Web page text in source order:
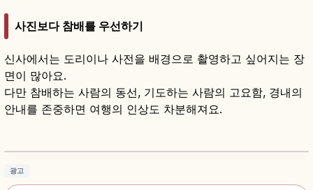
사진보다 참배를 우선하기
신사에서는 도리이나 사전을 배경으로 촬영하고 싶어지는 장
면이 많아요.
다만 참배하는 사람의 동선, 기도하는 사람의 고요함, 경내의
안내를 존중하면 여행의 인상도 차분해져요.
후시미 이나리 타이샤란?｜교토 이나리 총본궁·
광고